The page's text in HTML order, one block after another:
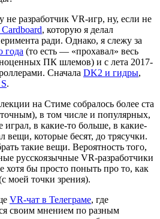
не разработчик VR-игр, ну, если не
, которую я делал
ради. Однако, я слежу за
года (то есть — «прохавал» весь
ПК шлемов) и с лета 2017-
Сначала DK2 и гидры,
.
на Стиме собралось более ста
в том числе и популярных,
играл, в какие-то больше, в какие-
вещи, которые бесят, до трясучки.
такие вещи. Вероятность того,
русскоязычные VR-разработчики
бы просто поныть про то, как
моей точки зрения).
VR-чат в Телеграме, где
своим мнением по разным